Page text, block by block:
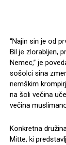
“Najin sin je od
Bil je zlorabljen,
Nemec,” je
sošolci sina
nemškim
na šoli večina
večina
Konkretna
Mitte, ki